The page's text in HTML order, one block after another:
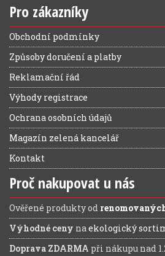
Pro zákazníky
Obchodní podmínky
Způsoby doručení a platby
Reklamační řád
Výhody registrace
Ochrana osobních údajů
Magazín zelená kancelář
Kontakt
Proč nakupovat u nás
Ověřené produkty od
Výhodné ceny naekologický
Doprava ZDARMA při nákupu nad